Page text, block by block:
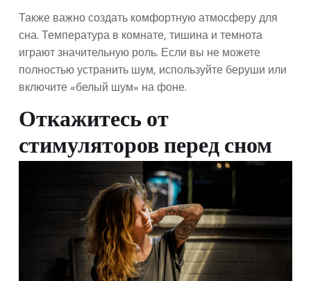
Также важно создать комфортную атмосферу для
сна. Температура в комнате, тишина и темнота
играют значительную роль. Если вы не можете
полностью устранить шум, используйте беруши или
включите «белый шум» на фоне.
Откажитесь от
стимуляторов перед сном